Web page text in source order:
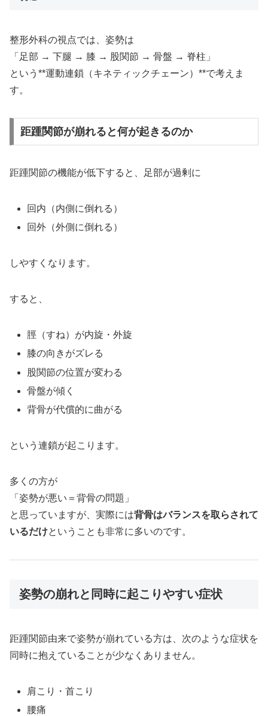
整形外科の視点では、姿勢は
「足部 → 下腿 → 膝 → 股関節 → 骨盤 → 脊柱」
という**運動連鎖（キネティックチェーン）**で考えま
す。
距踵関節が崩れると何が起きるのか
距踵関節の機能が低下すると、足部が過剰に
回内（内側に倒れる）
回外（外側に倒れる）
しやすくなります。
すると、
脛（すね）が内旋・外旋
膝の向きがズレる
股関節の位置が変わる
骨盤が傾く
背骨が代償的に曲がる
という連鎖が起こります。
多くの方が
「姿勢が悪い＝背骨の問題」
と思っていますが、実際には背骨はバランスを取らされて
いるだけということも非常に多いのです。
姿勢の崩れと同時に起こりやすい症状
距踵関節由来で姿勢が崩れている方は、次のような症状を
同時に抱えていることが少なくありません。
肩こり・首こり
腰痛